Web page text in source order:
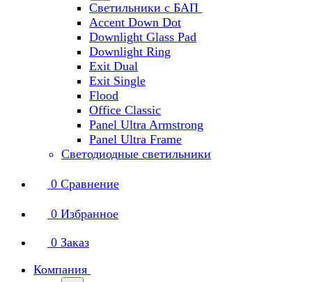
Светильники с БАП
Accent Down Dot
Downlight Glass Pad
Downlight Ring
Exit Dual
Exit Single
Flood
Office Classic
Panel Ultra Armstrong
Panel Ultra Frame
Светодиодные светильники
0 Сравнение
0 Избранное
0 Заказ
Компания